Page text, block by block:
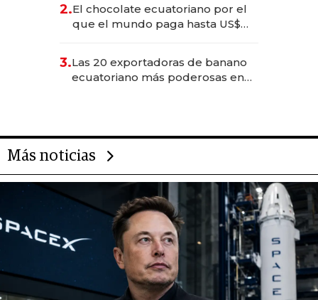
2.El chocolate ecuatoriano por el
que el mundo paga hasta US$
3.Las 20 exportadoras de banano
ecuatoriano más poderosas en
Más noticias